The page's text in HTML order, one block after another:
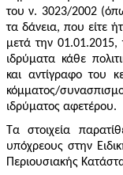
του ν. 3023/2002
τα δάνεια, που είτε
μετά την 01.01.2015,
ιδρύματα κάθε
και αντίγραφο του
κόμματος/
ιδρύματος αφετέρου.
Τα στοιχεία
υπόχρεους στην
Περιουσιακής